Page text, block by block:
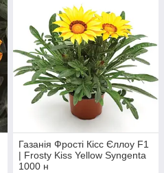
Газанія Фрості Кісс Єллоу F1
| Frosty Kiss Yellow Syngenta
1000 н